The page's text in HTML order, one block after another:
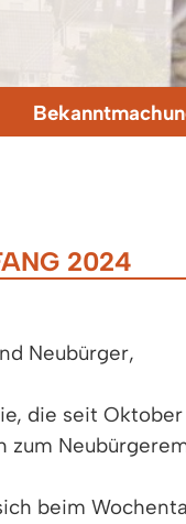
2024
Neubürger,
die seit
zum
beim